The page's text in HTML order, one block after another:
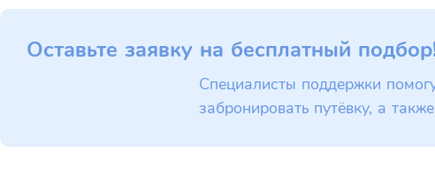
Оставьте заявку на бесплатный
Специалисты поддержки
забронировать путёвку, а